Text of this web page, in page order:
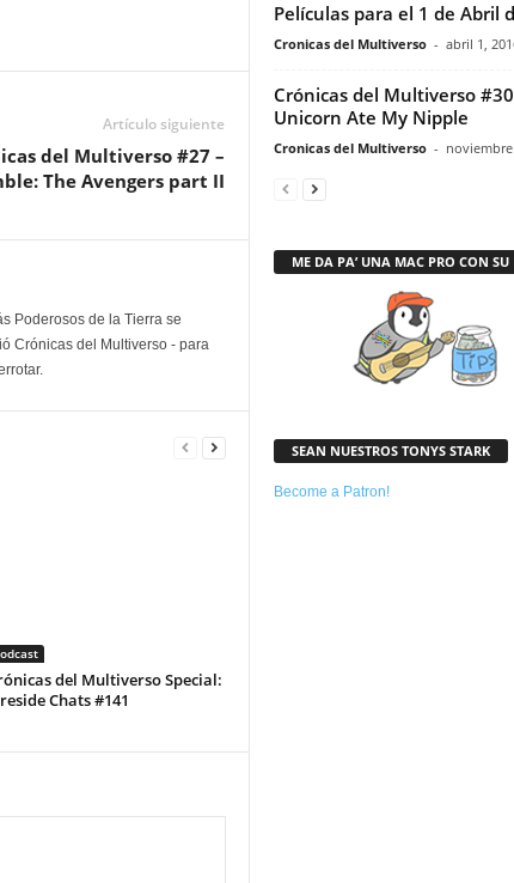
volumen.
Artículo siguiente
del Multiverso #27 –
The Avengers part II
Poderosos de la Tierra se
Crónicas del Multiverso - para
del Multiverso Special:
Chats #141
Películas para el 1 de Abril
Cronicas del Multiverso - abril 1,
Crónicas del Multiverso
Unicorn Ate My Nipple
Cronicas del Multiverso - noviembre
ME DA PA’ UNA MAC PRO CON SU
SEAN NUESTROS TONYS STARK
Become a Patron!